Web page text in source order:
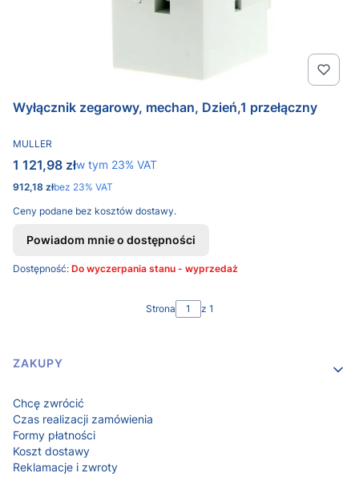
Wyłącznik zegarowy, mechan, Dzień,1 przełączny
PRODUCENT
MULLER
Cena brutto
1 121,98 złw tym %s VAT
w tym 23% VAT
Cena netto
912,18 złbez 23% VAT
Ceny podane bez kosztów dostawy.
Powiadom mnie o dostępności
Dostępność: Do wyczerpania stanu - wyprzedaż
Strona z 1
Linki w stopce
ZAKUPY
Chcę zwrócić
Czas realizacji zamówienia
Formy płatności
Koszt dostawy
Reklamacje i zwroty